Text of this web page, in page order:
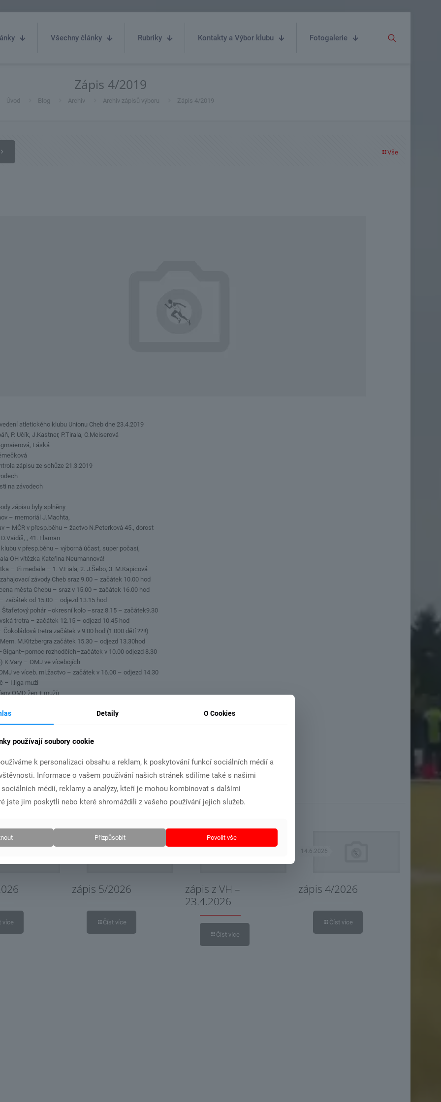
Všechny články Rubriky Kontakty a Výbor klubu Fotogalerie
Zápis 4/2019
Úvod Blog Archiv Archiv zápisů výboru Zápis 4/2019
Vše
atletického klubu Unionu Cheb dne 23.4.2019
P. Učík, J.Kastner, P.Tirala, O.Meiserová
Láská
zápisu ze schůze 21.3.2019
na závodech
zápisu byly splněny
– memoriál J.Machta,
– MČR v přesp.běhu – žactvo N.Peterková 45., dorost
, 41. Flaman
v přesp.běhu – výborná účast, super počasí,
OH vítězka Kateřina Neumannová!
– tři medaile – 1. V.Fiala, 2. J.Šebo, 3. M.Kapicová
závody Cheb sraz 9.00 – začátek 10.00 hod
města Chebu – sraz v 15.00 – začátek 16.00 hod
začátek od 15.00 – odjezd 13.15 hod
Štafetový pohár –okresní kolo –sraz 8.15 – začátek9.30
tretra – začátek 12.15 – odjezd 10.45 hod
Čokoládová tretra začátek v 9.00 hod (1.000 dětí ??!!)
M.Kitzbergra začátek 15.30 – odjezd 13.30hod
rozhodčích–začátek v 10.00 odjezd 8.30
K.Vary – OMJ ve vícebojích
ve víceb. ml.žactvo – začátek v 16.00 – odjezd 14.30
– I.liga muži
OMD žen + mužů
– VC
– OMJ
v Domažlicích – 18.-21.4. – 29 osob – výborné počasí
– 23.4. schůzka na městě – prakticky ve všem shoda
více
zápis 5/2026
Číst více
zápis z VH –
23.4.2026
Číst více
14.6.2026
zápis 4/2026
Číst více
Detaily O Cookies
používají soubory cookie
k personalizaci obsahu a reklam, k poskytování funkcí sociálních médií a
Informace o vašem používání našich stránek sdílíme také s našimi
médií, reklamy a analýzy, kteří je mohou kombinovat s dalšími
jste jim poskytli nebo které shromáždili z vašeho používání jejich služeb.
Přizpůsobit Povolit vše